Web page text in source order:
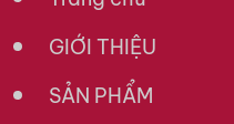
GIỚI THIỆU
SẢN PHẨM